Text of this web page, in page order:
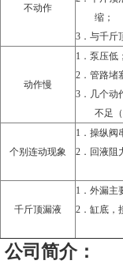
不动作
缩；
3． 与千斤
动作慢
1． 泵压低
2． 管路堵
3． 几个动
不足
个别连动现象
1． 操纵阀
2． 回液阻
千斤顶漏液
1． 外漏主
2． 缸底，
公司简介：